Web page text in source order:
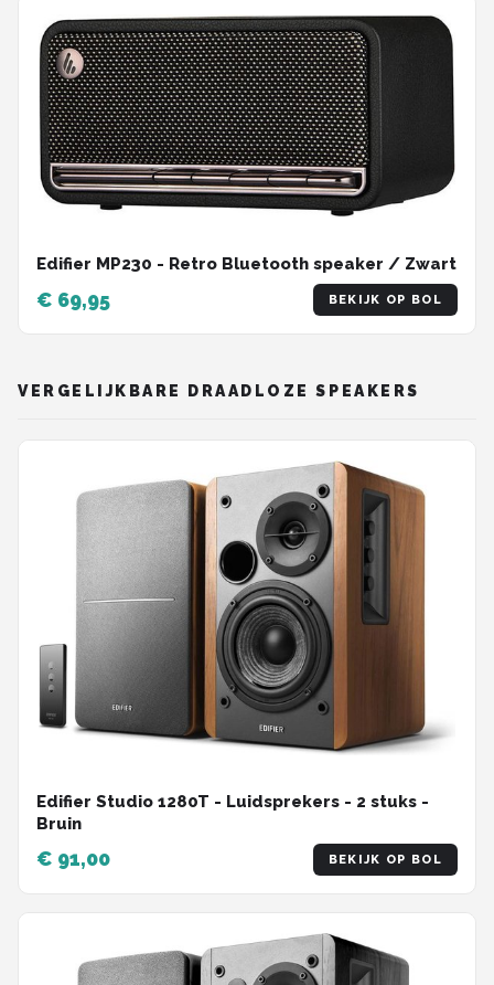
Edifier MP230 - Retro Bluetooth speaker / Zwart
€ 69,95 BEKIJK OP BOL
VERGELIJKBARE DRAADLOZE SPEAKERS
Edifier Studio 1280T - Luidsprekers - 2 stuks -
Bruin
€ 91,00 BEKIJK OP BOL